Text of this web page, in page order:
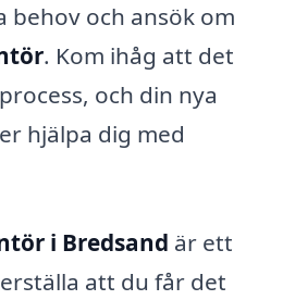
behov och ansök om
. Kom ihåg att det
och din nya
hjälpa dig med
i Bredsand är ett
att du får det